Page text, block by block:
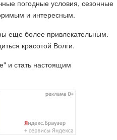
погодные условия, сезонные
и интересным.
еще более привлекательным.
красотой Волги.
и стать настоящим